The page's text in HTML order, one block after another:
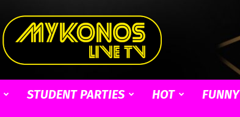
STUDENT PARTIES HOT FUNNY